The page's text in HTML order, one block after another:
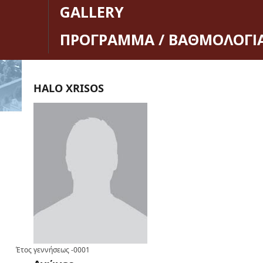
GALLERY
ΠΡΟΓΡΑΜΜΑ /
HALO XRISOS
Έτος γεννήσεως-0001